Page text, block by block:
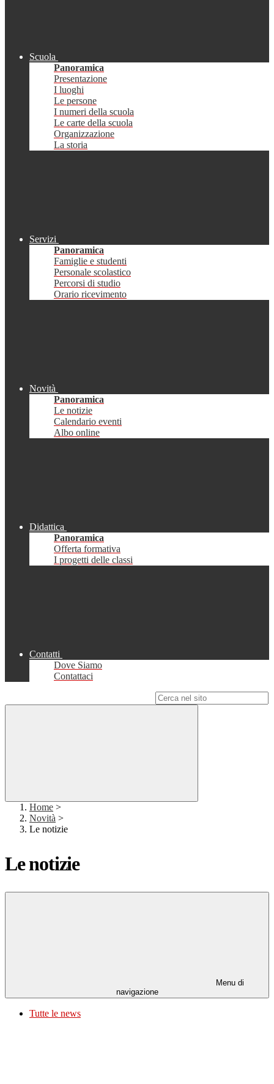
Scuola
Panoramica
Presentazione
I luoghi
Le persone
I numeri della scuola
Le carte della scuola
Organizzazione
La storia
Servizi
Panoramica
Famiglie e studenti
Personale scolastico
Percorsi di studio
Orario ricevimento
Novità
Panoramica
Le notizie
Calendario eventi
Albo online
Didattica
Panoramica
Offerta formativa
I progetti delle classi
Contatti
Dove Siamo
Contattaci
Home >
Novità >
Le notizie
Le notizie
Menu di
navigazione
Tutte le news